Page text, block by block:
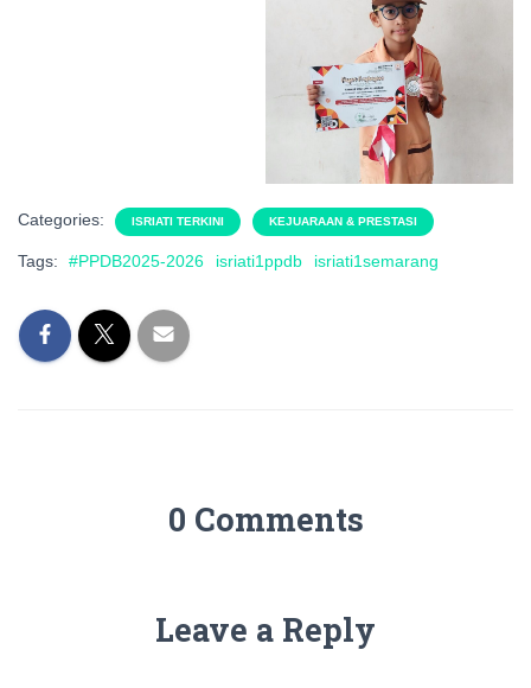
Categories: ISRIATI TERKINI KEJUARAAN & PRESTASI
Tags: #PPDB2025-2026 isriati1ppdb isriati1semarang
0 Comments
Leave a Reply